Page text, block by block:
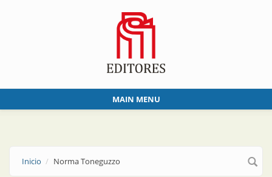
MAIN MENU
Inicio Norma Toneguzzo